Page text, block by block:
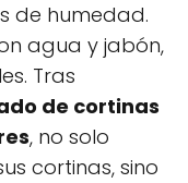
de humedad.
agua y jabón,
Tras
de cortinas
, no solo
cortinas, sino